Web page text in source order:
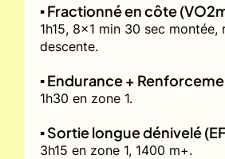
▪️ Fractionné en côte
1h15, 8x1 min 30 sec montée,
descente.
▪️ Endurance +
1h30 en zone 1.
▪️ Sortie longue dénivelé
3h15 en zone 1, 1400 m+.